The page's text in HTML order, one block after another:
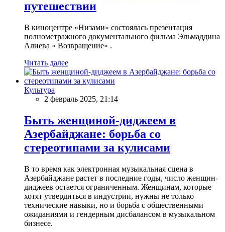
путешествии
В киноцентре «Низами» состоялась презентация
полнометражного документального фильма Эльмаддина
Алиева « Возвращение» .
Читать далее
Культура
2 февраль 2025, 21:14
Быть женщиной-диджеем в
Азербайджане: борьба со
стереотипами за кулисами
В то время как электронная музыкальная сцена в
Азербайджане растет в последние годы, число женщин-
диджеев остается ограниченным. Женщинам, которые
хотят утвердиться в индустрии, нужны не только
технические навыки, но и борьба с общественными
ожиданиями и гендерным дисбалансом в музыкальном
бизнесе.